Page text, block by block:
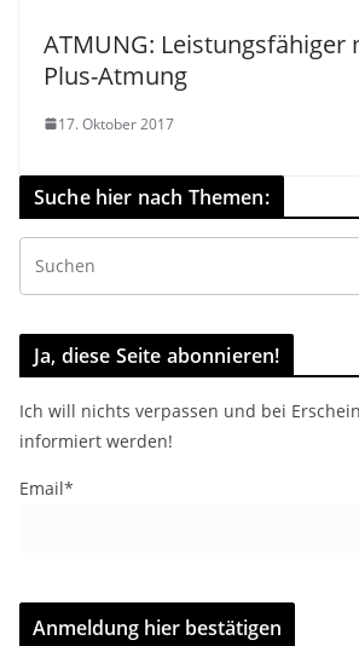
ATMUNG: Leistungsfähiger
Plus-Atmung
17. Oktober 2017
Suche hier nach Themen:
Ja, diese Seite abonnieren!
Ich will nichts verpassen und bei
informiert werden!
Email*